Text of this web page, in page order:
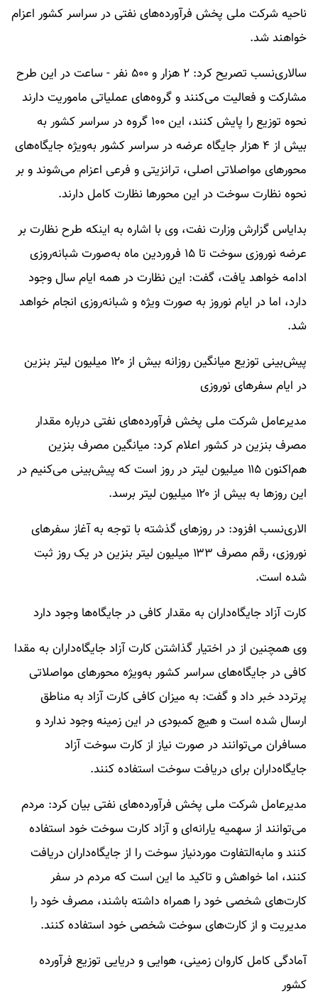
ناحیه شرکت ملی پخش فرآورده‌های نفتی در سراسر کشور اعزام
خواهند شد.
سالاری‌نسب تصریح کرد: ۲ هزار و ۵۰۰ نفر - ساعت در این طرح
مشارکت و فعالیت می‌کنند و گروه‌های عملیاتی ماموریت دارند
نحوه توزیع را پایش کنند، این ۱۰۰ گروه در سراسر کشور به
بیش از ۴ هزار جایگاه عرضه در سراسر کشور به‌ویژه جایگاه‌های
محورهای مواصلاتی اصلی، ترانزیتی و فرعی اعزام می‌شوند و بر
نحوه نظارت سوخت در این محورها نظارت کامل دارند.
بدایاس گزارش وزارت نفت، وی با اشاره به اینکه طرح نظارت بر
عرضه نوروزی سوخت تا ۱۵ فروردین ماه به‌صورت شبانه‌روزی
ادامه خواهد یافت، گفت: این نظارت در همه ایام سال وجود
دارد، اما در ایام نوروز به صورت ویژه و شبانه‌روزی انجام خواهد
شد.
پیش‌بینی توزیع میانگین روزانه بیش از ۱۲۰ میلیون لیتر بنزین
در ایام سفرهای نوروزی
مدیرعامل شرکت ملی پخش فرآورده‌های نفتی درباره مقدار
مصرف بنزین در کشور اعلام کرد: میانگین مصرف بنزین
هم‌اکنون ۱۱۵ میلیون لیتر در روز است که پیش‌بینی می‌کنیم در
این روزها به بیش از ۱۲۰ میلیون لیتر برسد.
الاری‌نسب افزود: در روزهای گذشته با توجه به آغاز سفرهای
نوروزی، رقم مصرف ۱۳۳ میلیون لیتر بنزین در یک روز ثبت
شده است.
کارت آزاد جایگاه‌داران به مقدار کافی در جایگاه‌ها وجود دارد
وی همچنین از در اختیار گذاشتن کارت آزاد جایگاه‌داران به مقدا
کافی در جایگاه‌های سراسر کشور به‌ویژه محورهای مواصلاتی
پرتردد خبر داد و گفت: به میزان کافی کارت آزاد به مناطق
ارسال شده است و هیچ کمبودی در این زمینه وجود ندارد و
مسافران می‌توانند در صورت نیاز از کارت سوخت آزاد
جایگاه‌داران برای دریافت سوخت استفاده کنند.
مدیرعامل شرکت ملی پخش فرآورده‌های نفتی بیان کرد: مردم
می‌توانند از سهمیه یارانه‌ای و آزاد کارت سوخت خود استفاده
کنند و مابه‌التفاوت موردنیاز سوخت را از جایگاه‌داران دریافت
کنند، اما خواهش و تاکید ما این است که مردم در سفر
کارت‌های شخصی خود را همراه داشته باشند، مصرف خود را
مدیریت و از کارت‌های سوخت شخصی خود استفاده کنند.
آمادگی کامل کاروان زمینی، هوایی و دریایی توزیع فرآورده
کشور